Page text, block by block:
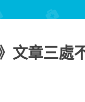
文章三處